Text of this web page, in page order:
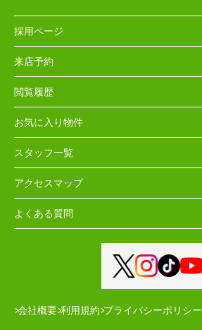
採用ページ
来店予約
閲覧履歴
お気に入り物件
スタッフ一覧
アクセスマップ
よくある質問
会社概要 利用規約 プライバシーポリシー